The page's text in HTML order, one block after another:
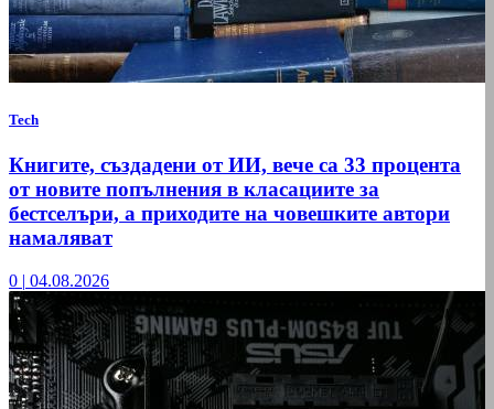
Tech
Книгите, създадени от ИИ, вече са 33 процента
от новите попълнения в класациите за
бестселъри, а приходите на човешките автори
намаляват
0 | 04.08.2026